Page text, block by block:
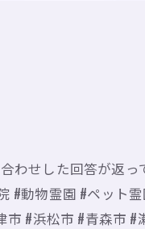
せした回答が返っ
#動物霊園 #ペット
#浜松市 #青森市 #